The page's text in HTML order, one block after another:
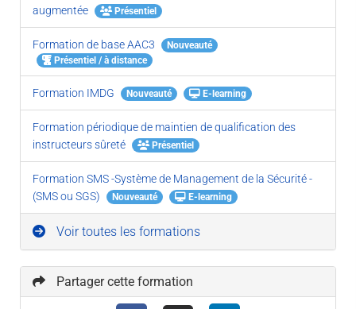
augmentée
Présentiel
Formation de base AAC3
Nouveauté
Présentiel / à distance
Formation IMDG Nouveauté E-learning
Formation périodique de maintien de qualification des
instructeurs sûreté
Présentiel
Formation SMS -Système de Management de la Sécurité -
(SMS ou SGS)
Nouveauté E-learning
Voir toutes les formations
Partager cette formation